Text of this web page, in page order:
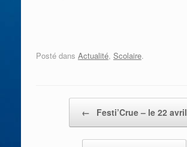
Posté dans Actualité, Scolaire.
← Festi’Crue – le 22 avril